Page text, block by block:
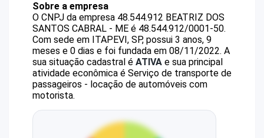
Sobre a empresa
O CNPJ da empresa 48.544.912 BEATRIZ DOS
SANTOS CABRAL - ME é 48.544.912/0001-50.
Com sede em ITAPEVI, SP, possui 3 anos, 9
meses e 0 dias e foi fundada em 08/11/2022. A
sua situação cadastral é ATIVA e sua principal
atividade econômica é Serviço de transporte de
passageiros - locação de automóveis com
motorista.